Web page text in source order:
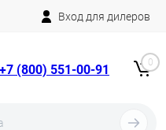
Вход для дилеров
+7 (800) 551-00-91 0